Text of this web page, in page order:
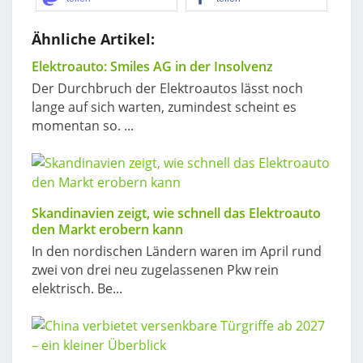
Ähnliche Artikel:
Elektroauto: Smiles AG in der Insolvenz
Der Durchbruch der Elektroautos lässt noch
lange auf sich warten, zumindest scheint es
momentan so. ...
Skandinavien zeigt, wie schnell das Elektroauto
den Markt erobern kann
In den nordischen Ländern waren im April rund
zwei von drei neu zugelassenen Pkw rein
elektrisch. Be...